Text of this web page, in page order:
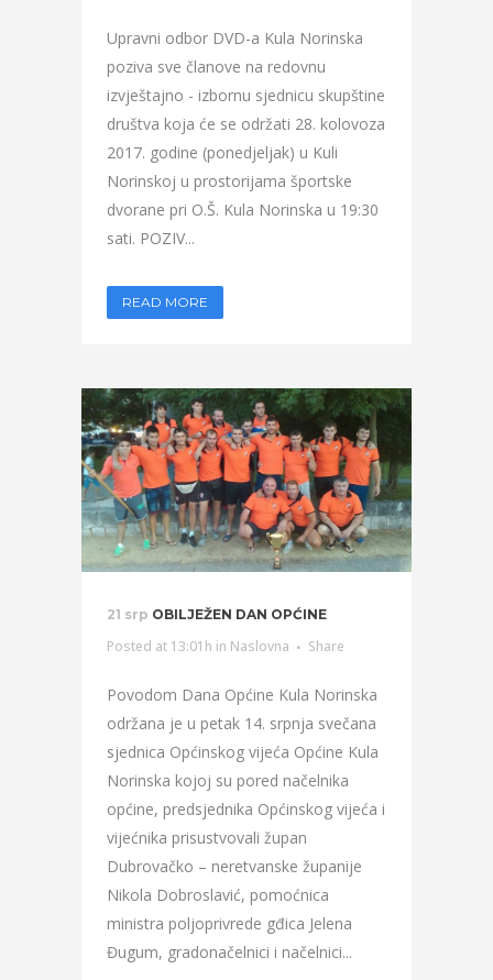
Upravni odbor DVD-a Kula Norinska
poziva sve članove na redovnu
izvještajno - izbornu sjednicu skupštine
društva koja će se održati 28. kolovoza
2017. godine (ponedjeljak) u Kuli
Norinskoj u prostorijama športske
dvorane pri O.Š. Kula Norinska u 19:30
sati. POZIV...
READ MORE
21 srp OBILJEŽEN DAN OPĆINE
Posted at 13:01h in Naslovna Share
Povodom Dana Općine Kula Norinska
održana je u petak 14. srpnja svečana
sjednica Općinskog vijeća Općine Kula
Norinska kojoj su pored načelnika
općine, predsjednika Općinskog vijeća i
vijećnika prisustvovali župan
Dubrovačko – neretvanske županije
Nikola Dobroslavić, pomoćnica
ministra poljoprivrede gđica Jelena
Đugum, gradonačelnici i načelnici...